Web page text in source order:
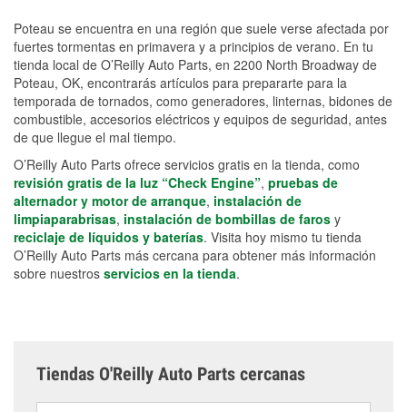
Poteau se encuentra en una región que suele verse afectada por
fuertes tormentas en primavera y a principios de verano. En tu
tienda local de O’Reilly Auto Parts, en 2200 North Broadway de
Poteau, OK, encontrarás artículos para prepararte para la
temporada de tornados, como generadores, linternas, bidones de
combustible, accesorios eléctricos y equipos de seguridad, antes
de que llegue el mal tiempo.
O’Reilly Auto Parts ofrece servicios gratis en la tienda, como
revisión gratis de la luz “Check Engine”, pruebas de
alternador y motor de arranque, instalación de
limpiaparabrisas, instalación de bombillas de faros y
reciclaje de líquidos y baterías. Visita hoy mismo tu tienda
O’Reilly Auto Parts más cercana para obtener más información
sobre nuestros servicios en la tienda.
Tiendas O'Reilly Auto Parts cercanas